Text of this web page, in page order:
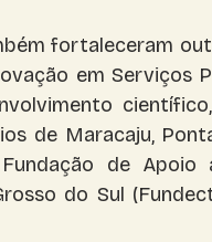
fortaleceram
em Serviços
de Maracaju,
de Apoio
do Sul